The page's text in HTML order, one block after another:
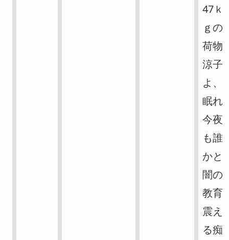
47ｋ
ｇの
荷物
涼子
よ、
眠れ
今夜
も誰
かと
闇の
教育
震え
る痴